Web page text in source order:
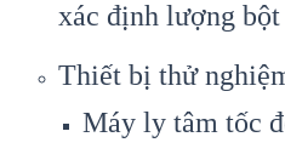
xác định lượng
Thiết bị thử
Máy ly tâm tốc